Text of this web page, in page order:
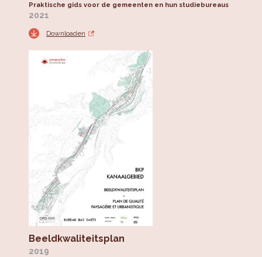
Praktische gids voor de gemeenten en hun studiebureaus
2021
Downloaden
Beeldkwaliteitsplan
2019